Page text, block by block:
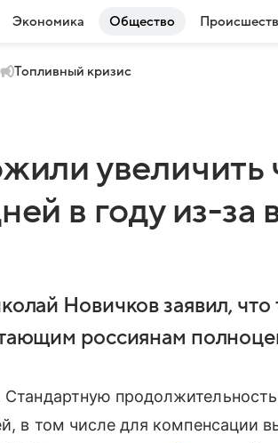
Экономика Общество
Топливный кризис
увеличить
в году из-
Новичков заявил, что
россиянам
продолжительность
в том числе для компенсации